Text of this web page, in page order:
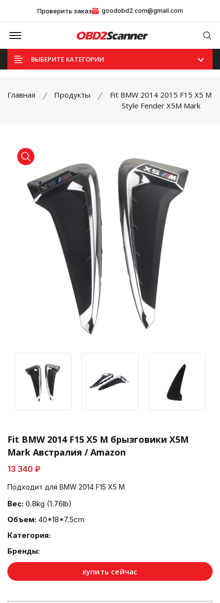
Проверить заказ goodobd2.com@gmail.com
Offcanvas Menu Open
ВЫБЕРИТЕ КАТЕГОРИИ
Главная Продукты
Fit BMW 2014 2015 F15 X5 M
Style Fender X5M Mark
product view
Fit BMW 2014 F15 X5 M брызговики X5M
Mark Австралия / Amazon
13 340 ₽
Подходит для BMW 2014 F15 X5 M
Вес: 0.8kg (1.76lb)
Объем: 40*18*7.5cm
Категория:
Бренды:
купить сейчас